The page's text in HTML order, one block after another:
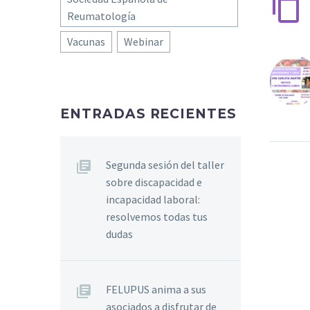
Reumatología
Vacunas
Webinar
ENTRADAS RECIENTES
Segunda sesión del taller
sobre discapacidad e
incapacidad laboral:
resolvemos todas tus
dudas
FELUPUS anima a sus
asociados a disfrutar de